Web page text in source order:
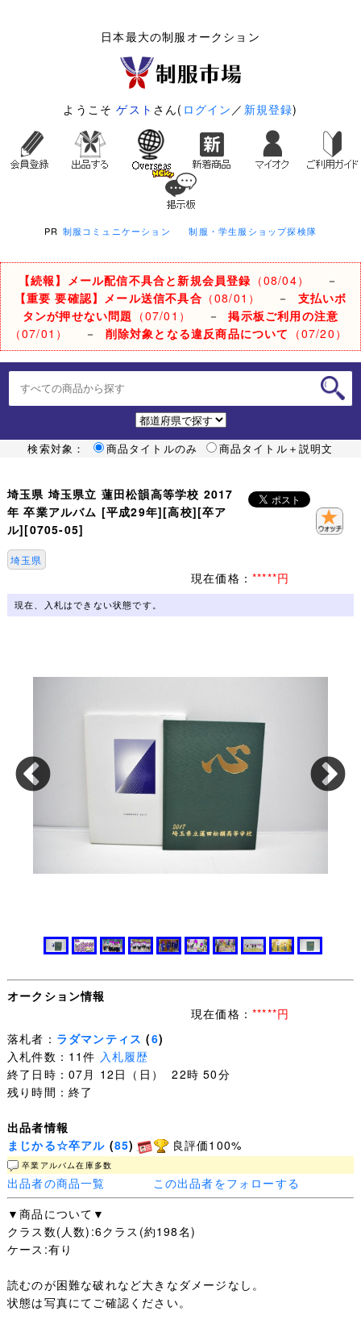
日本最大の制服オークション
ようこそゲスト さん( ログイン ／ 新規登録)
PR 制服コミュニケーション 制服・学生服ショップ探検隊
【続報】メール配信不具合と新規会員登録 （08/04）
－
【重要 要確認】メール送信不具合 （08/01） － 支払いボ
タンが押せない問題 （07/01） －掲示板ご利用の注意
（07/01）
－ 削除対象となる違反商品について （07/20）
検索対象： 商品タイトルのみ 商品タイトル＋説明文
埼玉県 埼玉県立 蓮田松韻高等学校 2017
年 卒業アルバム [平成29年][高校][卒ア
ル][0705-05]
埼玉県
現在価格： *****円
現在、入札はできない状態です。
オークション情報
現在価格： *****円
落札者： ラダマンティス (6)
入札件数：11件 入札履歴
終了日時：07月 12日（日） 22時 50分
残り時間：終了
出品者情報
まじかる☆卒アル (85) 良評価100%
卒業アルバム在庫多数
出品者の商品一覧
この出品者をフォローする
▼商品について▼
クラス数(人数):6クラス(約198名)
ケース:有り
読むのが困難な破れなど大きなダメージなし。
状態は写真にてご確認ください。